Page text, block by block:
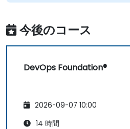
今後のコース
DevOps Foundation®
2026-09-07 10:00
14 時間